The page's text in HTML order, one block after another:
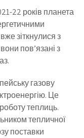
22 років планета
зіткнулися з
пов’язані з
газову
Це
теплиць.
тепличної
поставки